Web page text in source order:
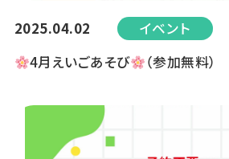
2025.04.02
イベント
4月えいごあそび
（参加無料）